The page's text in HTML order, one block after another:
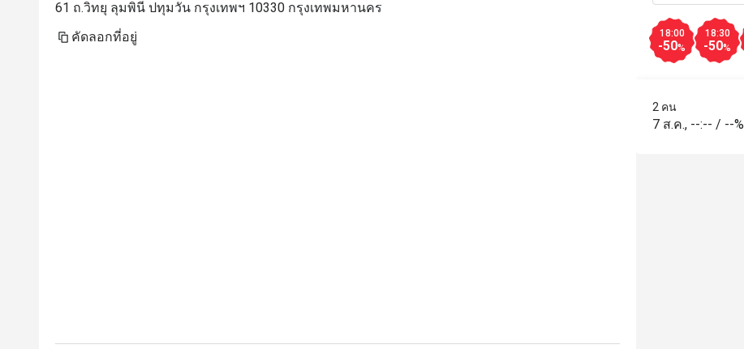
61 ถ.วิทยุ ลุมพินี ปทุมวัน กรุงเทพฯ 10330 กรุงเทพมหานคร
คัดลอกที่อยู่
18:00
-50%
18:30
-50%
2 คน
7 ส.ค., --:-- / --%